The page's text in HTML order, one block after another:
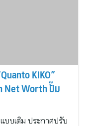
KIKO”
Net Worth ปั๊ม
บบเดิม ประกาศปรับ